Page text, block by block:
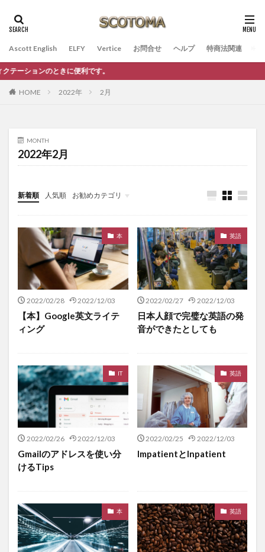
Ascott English ELFY Vertice お問合せ ヘルプ 特商法関連
に便利です。
HOME 2022年 2月
MONTH
2022年2月
新着順 人気順 お勧めカテゴリ
未分類
本
2022/02/28 2022/12/03
【本】Google英文ライテ
ィング
英語
2022/02/27 2022/12/03
日本人顔で完璧な英語の発
音ができたとしても
IT
2022/02/26 2022/12/03
Gmailのアドレスを使い分
けるTips
英語
2022/02/25 2022/12/03
ImpatientとInpatient
本 英語